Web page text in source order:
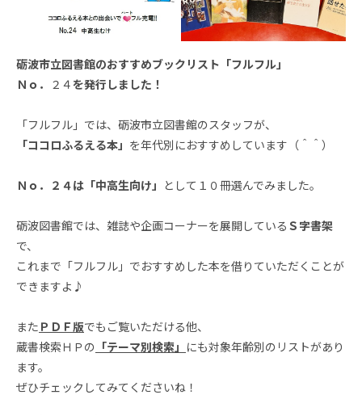
砺波市立図書館のおすすめブックリスト「フルフル」
Ｎｏ． ２４を発行しました！
「フルフル」では、砺波市立図書館のスタッフが、
「ココロふるえる本」 を年代別におすすめしています（＾＾）
Ｎｏ．２４は「中高生向け」 として１０冊選んでみました。
砺波図書館では、雑誌や企画コーナーを展開している Ｓ字書架
で、
これまで「フルフル」でおすすめした本を借りていただくことが
できますよ♪
また ＰＤＦ版でもご覧いただける他、
蔵書検索ＨＰの 「テーマ別検索」 にも対象年齢別のリストがあり
ます。
ぜひチェックしてみてくださいね！